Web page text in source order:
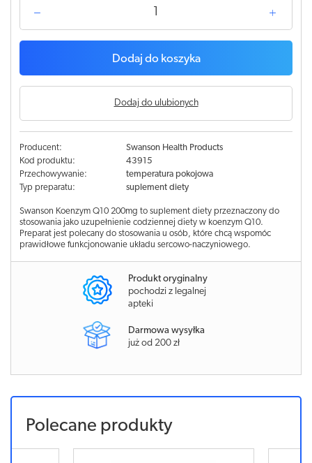
Dodaj do koszyka
Dodaj do ulubionych
Producent:
Swanson Health Products
Kod produktu:
43915
Przechowywanie:
temperatura pokojowa
Typ preparatu:
suplement diety
Swanson Koenzym Q10 200mg to suplement diety przeznaczony do
stosowania jako uzupełnienie codziennej diety w koenzym Q10.
Preparat jest polecany do stosowania u osób, które chcą wspomóc
prawidłowe funkcjonowanie układu sercowo-naczyniowego.
Produkt oryginalny
pochodzi z legalnej
apteki
Darmowa wysyłka
już od 200 zł
Polecane produkty